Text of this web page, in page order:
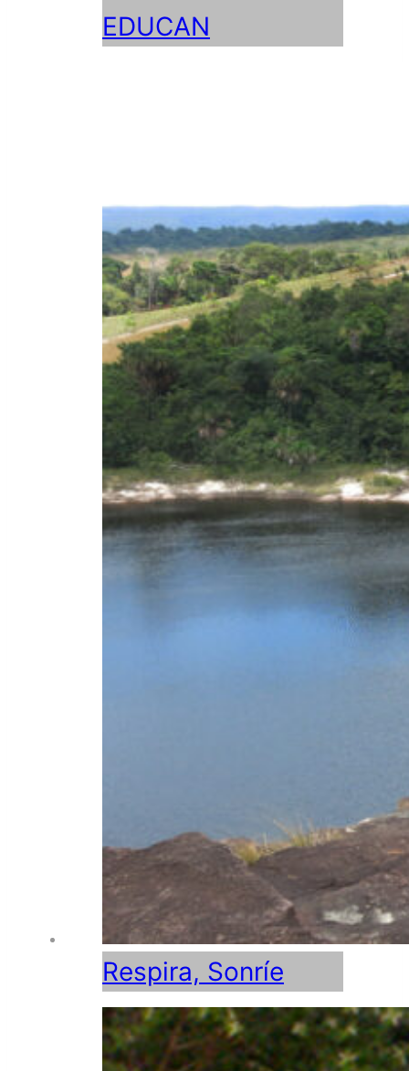
EDUCAN
Respira, Sonríe